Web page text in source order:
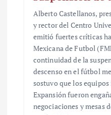
Alberto Castellanos,
y rector del Centro
emitió fuertes críticas
Mexicana de Futbol
continuidad de la
descenso en el fútbol
sostuvo que los
Expansión fueron
negociaciones y mesas